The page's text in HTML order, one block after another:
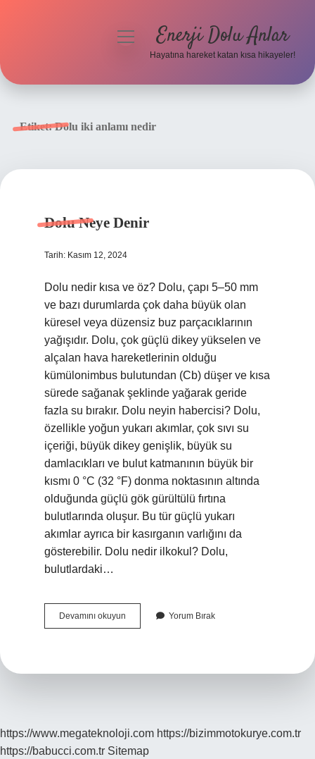
menüyüEnerji Dolu Anlar
Hayatına hareket katan kısa hikayeler!
Etiket:Dolu iki anlamı nedir
Dolu Neye Denir
Tarih: Kasım 12, 2024
Dolu nedir kısa ve öz? Dolu, çapı 5–50 mm
ve bazı durumlarda çok daha büyük olan
küresel veya düzensiz buz parçacıklarının
yağışıdır. Dolu, çok güçlü dikey yükselen ve
alçalan hava hareketlerinin olduğu
kümülonimbus bulutundan (Cb) düşer ve kısa
sürede sağanak şeklinde yağarak geride
fazla su bırakır. Dolu neyin habercisi? Dolu,
özellikle yoğun yukarı akımlar, çok sıvı su
içeriği, büyük dikey genişlik, büyük su
damlacıkları ve bulut katmanının büyük bir
kısmı 0 °C (32 °F) donma noktasının altında
olduğunda güçlü gök gürültülü fırtına
bulutlarında oluşur. Bu tür güçlü yukarı
akımlar ayrıca bir kasırganın varlığını da
gösterebilir. Dolu nedir ilkokul? Dolu,
bulutlardaki…
Devamını okuyun
Neye
Yorum Bırak
https://www.megateknoloji.com https://bizimmotokurye.com.tr
https://babucci.com.tr Sitemap